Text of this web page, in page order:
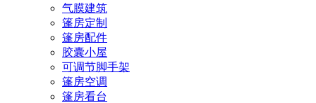
气膜建筑
篷房定制
篷房配件
胶囊小屋
可调节脚手架
篷房空调
篷房看台